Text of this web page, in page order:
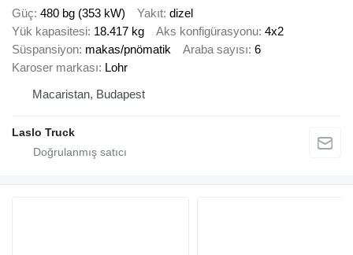
Güç 480 bg (353 kW) Yakıt dizel
Yük kapasitesi 18.417 kg Aks konfigürasyonu 4x2
Süspansiyon makas/pnömatik Araba sayısı 6
Karoser markası Lohr
Macaristan, Budapest
Laslo Truck